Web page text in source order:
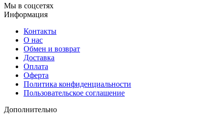
Мы в соцсетях
Информация
Контакты
О нас
Обмен и возврат
Доставка
Оплата
Оферта
Политика конфиденциальности
Пользовательское соглашение
Дополнительно